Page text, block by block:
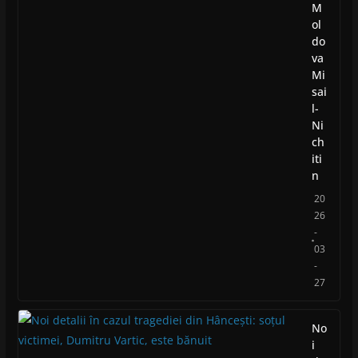
M
ol
do
va
Mi
sai
l-
Ni
ch
iti
n
20
26
-
03
-
27
No
i